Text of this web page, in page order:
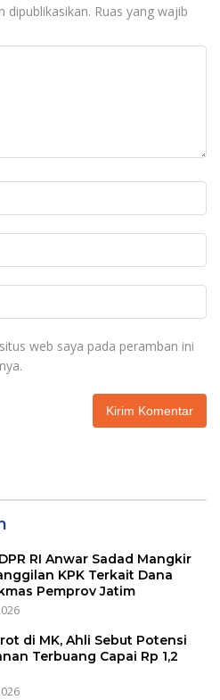
dipublikasikan. Ruas yang wajib
web saya pada peramban ini
RI Anwar Sadad Mangkir
KPK Terkait Dana
Pemprov Jatim
di MK, Ahli Sebut Potensi
Terbuang Capai Rp 1,2